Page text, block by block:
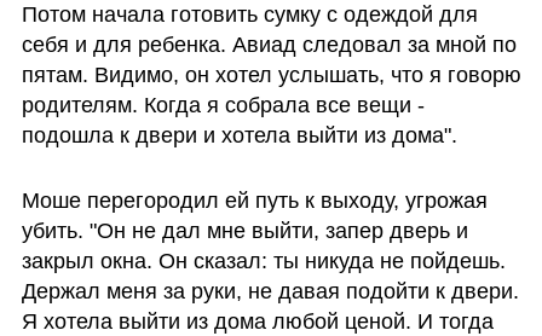
Потом начала готовить сумку с одеждой для
себя и для ребенка. Авиад следовал за мной по
пятам. Видимо, он хотел услышать, что я говорю
родителям. Когда я собрала все вещи -
подошла к двери и хотела выйти из дома".
Моше перегородил ей путь к выходу, угрожая
убить. "Он не дал мне выйти, запер дверь и
закрыл окна. Он сказал: ты никуда не пойдешь.
Держал меня за руки, не давая подойти к двери.
Я хотела выйти из дома любой ценой. И тогда